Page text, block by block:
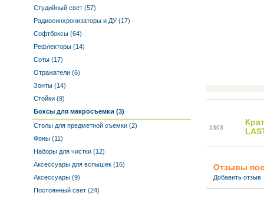
Студийный свет (57)
Радиосинхронизаторы и ДУ (17)
Софтбоксы (64)
Рефлекторы (14)
Соты (17)
Отражатели (6)
Зонты (14)
Стойки (9)
Боксы для макросъемки (3)
Столы для предметной съемки (2)
Фоны (11)
Наборы для чистки (12)
Аксессуары для вспышек (16)
Аксессуары (9)
Постоянный свет (24)
1303
Отзывы
Добавить отзыв